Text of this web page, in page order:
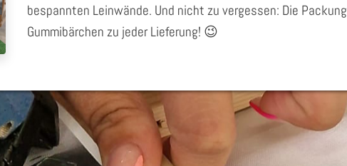
bespannten Leinwände. Und nicht zu vergessen: Die Packung
Gummibärchen zu jeder Lieferung! 😉